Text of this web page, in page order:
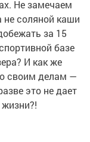
Не замечаем
не соляной каши
за 15
базе
И как же
своим делам —
это не дает